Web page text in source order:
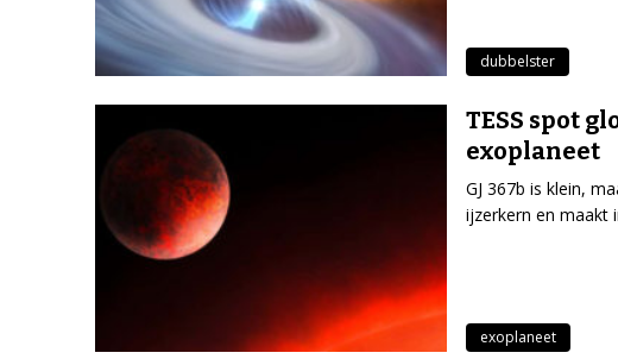
dubbelster
TESS spot
exoplaneet
GJ 367b is klein,
ijzerkern en maakt
exoplaneet